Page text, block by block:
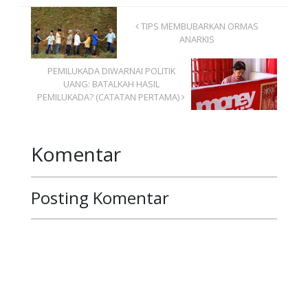
TIPS MEMBUBARKAN ORMAS
ANARKIS
PEMILUKADA DIWARNAI POLITIK
UANG: BATALKAH HASIL
PEMILUKADA? (CATATAN PERTAMA)
Komentar
Posting Komentar